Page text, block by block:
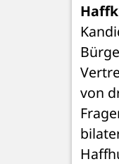
von